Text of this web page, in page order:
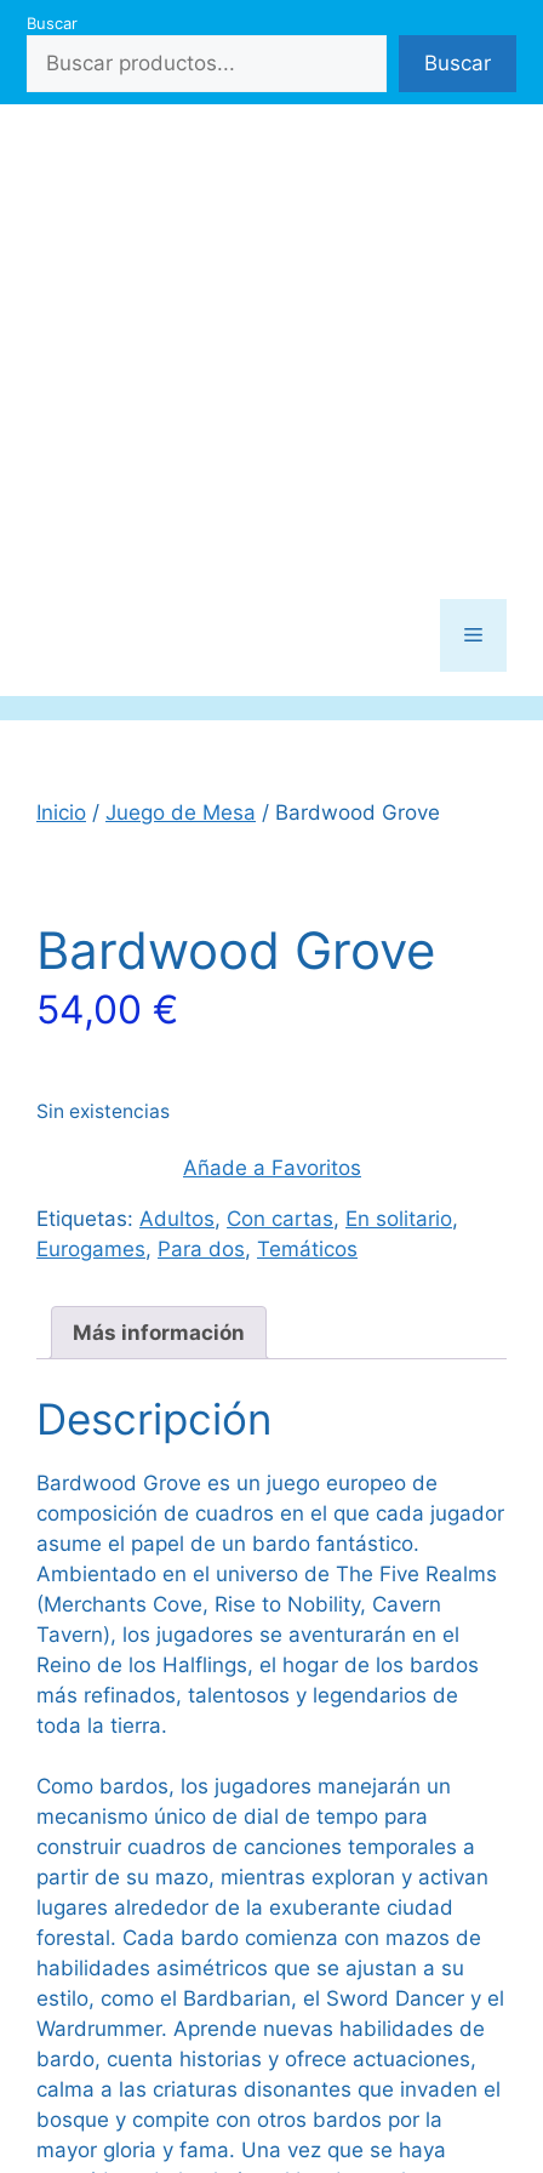
Saltar
contenido
Buscar
Buscar
Menú
Inicio / Juego de Mesa / Bardwood Grove
Bardwood Grove
54,00 €
Sin existencias
Añade a Favoritos
Etiquetas: Adultos, Con cartas, En solitario,
Eurogames, Para dos, Temáticos
Más información
Descripción
Bardwood Grove es un juego europeo de
composición de cuadros en el que cada jugador
asume el papel de un bardo fantástico.
Ambientado en el universo de The Five Realms
(Merchants Cove, Rise to Nobility, Cavern
Tavern), los jugadores se aventurarán en el
Reino de los Halflings, el hogar de los bardos
más refinados, talentosos y legendarios de
toda la tierra.
Como bardos, los jugadores manejarán un
mecanismo único de dial de tempo para
construir cuadros de canciones temporales a
partir de su mazo, mientras exploran y activan
lugares alrededor de la exuberante ciudad
forestal. Cada bardo comienza con mazos de
habilidades asimétricos que se ajustan a su
estilo, como el Bardbarian, el Sword Dancer y el
Wardrummer. Aprende nuevas habilidades de
bardo, cuenta historias y ofrece actuaciones,
calma a las criaturas disonantes que invaden el
bosque y compite con otros bardos por la
mayor gloria y fama. Una vez que se haya